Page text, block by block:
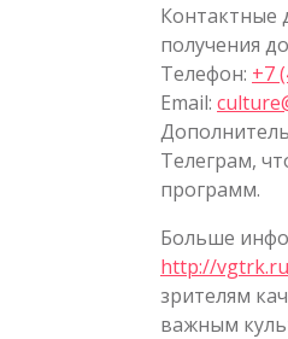
Контактные
получения
Телефон: +7
Email:
Телеграм,
программ.
Больше
http://
зрителям
важным